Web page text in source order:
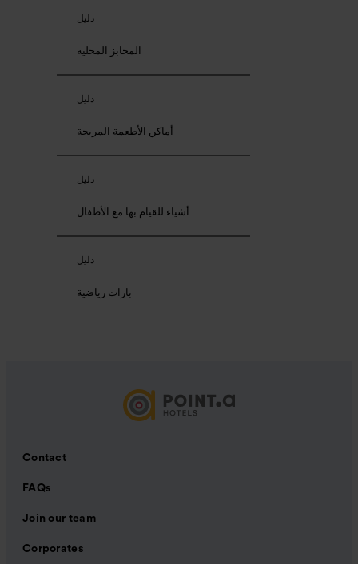
دليل
المخابز المحلية
دليل
أماكن الأطعمة المريحة
دليل
أشياء للقيام بها مع الأطفال
دليل
بارات رياضية
Contact
FAQs
Join our team
Corporates